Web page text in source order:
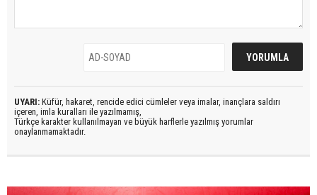
UYARI: Küfür, hakaret, rencide edici cümleler veya imalar, inançlara saldırı
içeren, imla kuralları ile yazılmamış,
Türkçe karakter kullanılmayan ve büyük harflerle yazılmış yorumlar
onaylanmamaktadır.